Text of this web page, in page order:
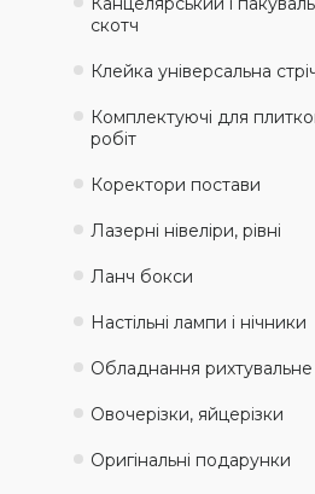
скотч
Клейка універсальна
Комплектуючі для
робіт
Коректори постави
Лазерні нівеліри, рівні
Ланч бокси
Настільні лампи і нічники
Обладнання рихтувальне
Овочерізки, яйцерізки
Оригінальні подарунки